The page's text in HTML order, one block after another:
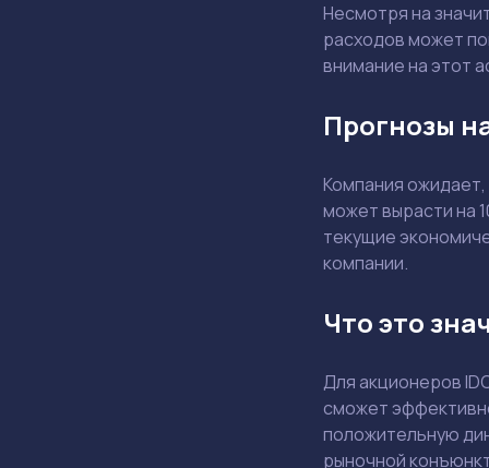
Несмотря на
расходов может
внимание на этот
Прогнозы
Компания
может вырасти на
текущие
компании.
Что это
Для акционеров
сможет
положительную
рыночной